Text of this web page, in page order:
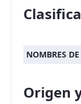
NOMBRES
Origen